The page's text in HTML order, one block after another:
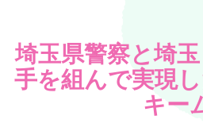
埼玉県警察と埼
手を組んで実現
キー